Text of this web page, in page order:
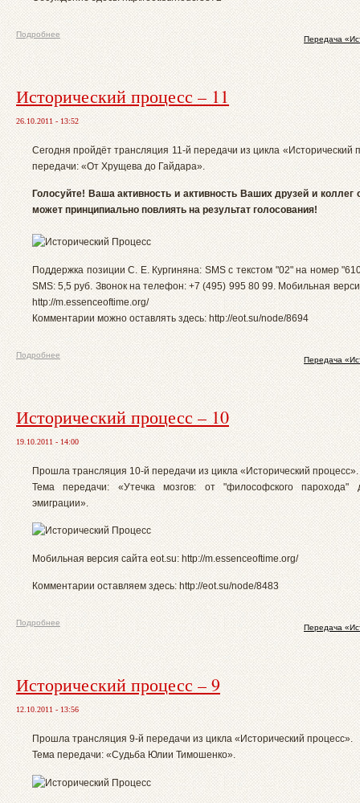
Передача
Подробнее
Исторический процесс – 11
26.10.2011 - 13:52
Сегодня пройдёт трансляция 11-й передачи из цикла «Исторический
передачи: «От Хрущева до Гайдара».
Голосуйте! Ваша активность и активность Ваших друзей и коллег
может принципиально повлиять на результат голосования!
Поддержка позиции С. Е. Кургиняна: SMS с текстом "02" на номер
SMS: 5,5 руб. Звонок на телефон: +7 (495) 995 80 99. Мобильная
http://m.essenceoftime.org/
Комментарии можно оставлять здесь: http://eot.su/node/8694
Передача
Подробнее
Исторический процесс – 10
19.10.2011 - 14:00
Прошла трансляция 10-й передачи из цикла «Исторический процесс».
Тема передачи: «Утечка мозгов: от "философского
эмиграции».
Мобильная версия сайта eot.su: http://m.essenceoftime.org/
Комментарии оставляем здесь: http://eot.su/node/8483
Передача
Подробнее
Исторический процесс – 9
12.10.2011 - 13:56
Прошла трансляция 9-й передачи из цикла «Исторический процесс».
Тема передачи: «Судьба Юлии Тимошенко».